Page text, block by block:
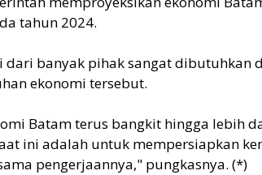
tahun 2024.
dari banyak pihak sangat dibutuhkan
ekonomi tersebut.
Batam terus bangkit hingga lebih
ini adalah untuk mempersiapkan
pengerjaannya," pungkasnya. (*)